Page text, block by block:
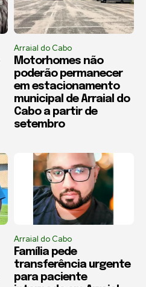
Arraial do Cabo
Motorhomes não
poderão permanecer
em estacionamento
municipal de Arraial do
Cabo a partir de
setembro
Arraial do Cabo
Família pede
transferência urgente
para paciente